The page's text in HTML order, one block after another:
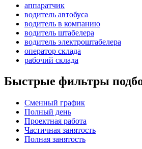
аппаратчик
водитель автобуса
водитель в компанию
водитель штабелера
водитель электроштабелера
оператор склада
рабочий склада
Быстрые фильтры
Сменный график
Полный день
Проектная работа
Частичная занятость
Полная занятость